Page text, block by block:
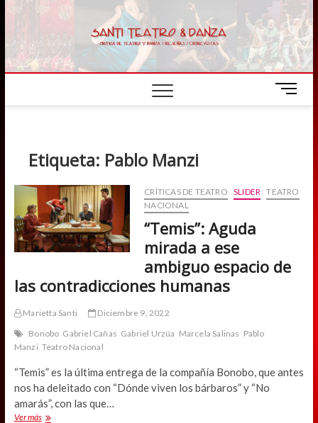
content
M
e
t
Etiqueta: Pablo Manzi
CRÍTICAS DE TEATRO SLIDER
TEATRO
NACIONAL
“Temis”: Aguda
mirada a ese
ambiguo espacio de
las contradicciones humanas
Marietta Santi
Diciembre 9, 2022
Bonobo Gabriel Cañas Gabriel Urzúa Marcela Salinas Pablo
Manzi Teatro Nacional
“Temis” es la última entrega de la compañía Bonobo, que antes
nos ha deleitado con “Dónde viven los bárbaros” y “No
amarás”, con las que…
Ver más“Temis”: